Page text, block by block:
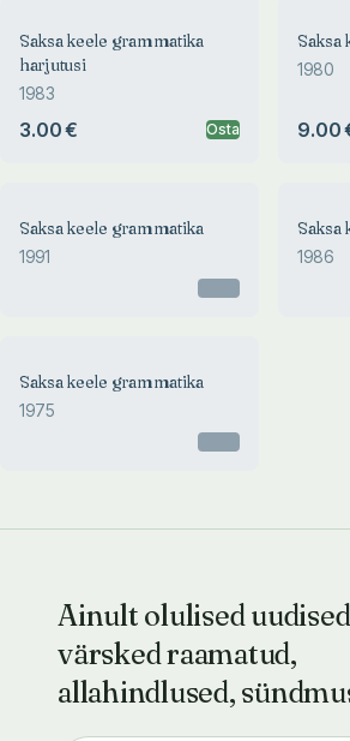
Saksa keele grammatika
harjutusi
1983
3.00 € Osta
Saksa
1980
9.00
Saksa keele grammatika
1991
Saksa
1986
Saksa keele grammatika
1975
Ainult olulised
värsked raamatud,
allahindlused,